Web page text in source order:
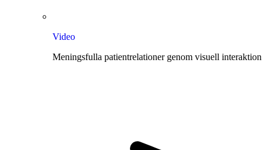
Video
Meningsfulla patientrelationer genom visuell interaktion